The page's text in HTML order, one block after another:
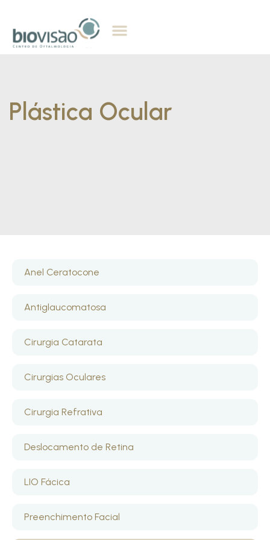
Plástica Ocular
Anel Ceratocone
Antiglaucomatosa
Cirurgia Catarata
Cirurgias Oculares
Cirurgia Refrativa
Deslocamento de Retina
LIO Fácica
Preenchimento Facial